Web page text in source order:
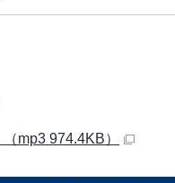
mp3 974.4KB）